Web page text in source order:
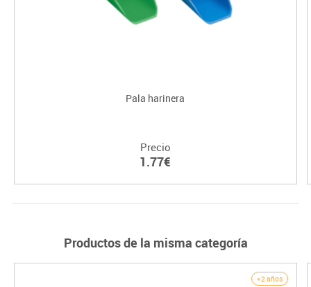
Pala harinera
Precio
1.77€
Productos de la misma categoría
+2 años